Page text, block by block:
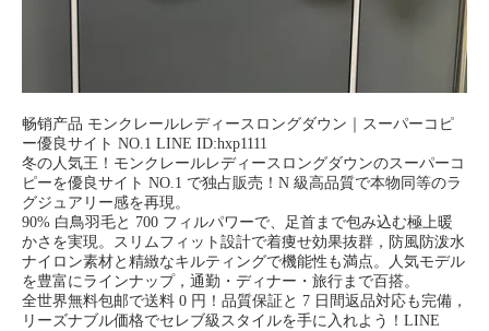
畅销产品 モンクレールレディースロングダウン｜スーパーコピ
ー優良サイト NO.1 LINE ID:hxp1111
冬の人気王！モンクレールレディースロングダウンのスーパーコ
ピーを優良サイト NO.1 で独占販売！N 級高品質で本物同等のラ
グジュアリー感を再現。
90% 白鳥羽毛と 700 フィルパワーで、足首まで包み込む極上暖
かさを実現。スリムフィット設計で着痩せ効果抜群，防風防泼水
ナイロン素材と精緻なキルティングで機能性も満点。人気モデル
を豊富にラインナップ，通勤・ディナー・旅行まで百搭。
全世界無料包邮で送料 0 円！品質保証と 7 日間返品対応も完備，
リーズナブル価格でセレブ級スタイルを手に入れよう！LINE